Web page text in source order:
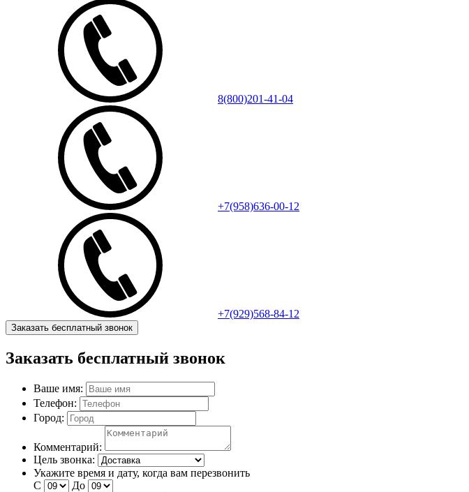
8(800)201-41-04
+7(958)636-00-12
+7(929)568-84-12
Заказать бесплатный звонок
Заказать бесплатный звонок
Ваше имя:
Телефон:
Город:
Комментарий:
Цель звонка:
Укажите время и дату, когда вам перезвонить
С
До